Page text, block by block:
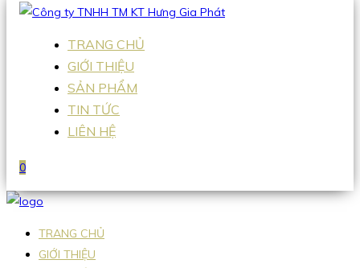
TRANG CHỦ
GIỚI THIỆU
SẢN PHẨM
TIN TỨC
LIÊN HỆ
0
TRANG CHỦ
GIỚI THIỆU